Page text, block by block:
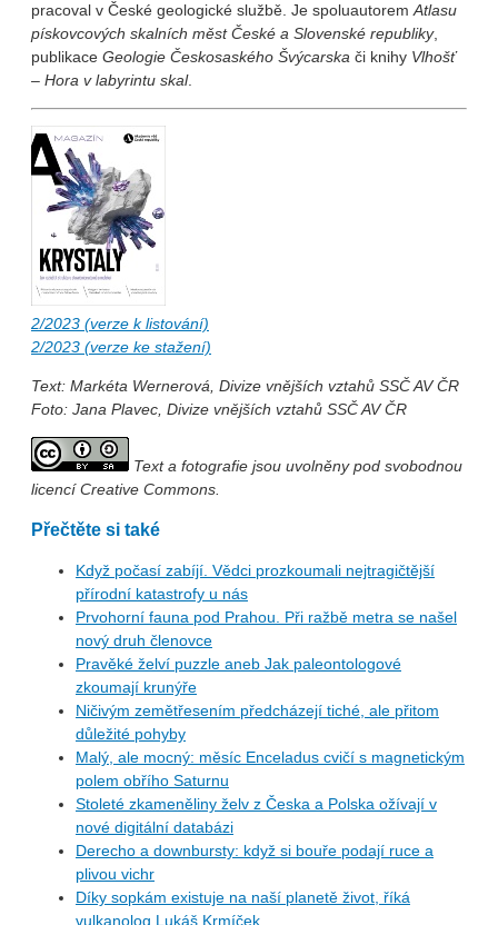
pracoval v České geologické službě. Je spoluautorem Atlasu
pískovcových skalních měst České a Slovenské republiky,
publikace Geologie Českosaského Švýcarska či knihy Vlhošť
– Hora v labyrintu skal.
2/2023 (verze k listování)
2/2023 (verze ke stažení)
Text: Markéta Wernerová, Divize vnějších vztahů SSČ AV ČR
Foto: Jana Plavec, Divize vnějších vztahů SSČ AV ČR
Text a fotografie jsou uvolněny pod svobodnou
licencí Creative Commons.
Přečtěte si také
Když počasí zabíjí. Vědci prozkoumali nejtragičtější
přírodní katastrofy u nás
Prvohorní fauna pod Prahou. Při ražbě metra se našel
nový druh členovce
Pravěké želví puzzle aneb Jak paleontologové
zkoumají krunýře
Ničivým zemětřesením předcházejí tiché, ale přitom
důležité pohyby
Malý, ale mocný: měsíc Enceladus cvičí s magnetickým
polem obřího Saturnu
Stoleté zkameněliny želv z Česka a Polska ožívají v
nové digitální databázi
Derecho a downbursty: když si bouře podají ruce a
plivou vichr
Díky sopkám existuje na naší planetě život, říká
vulkanolog Lukáš Krmíček